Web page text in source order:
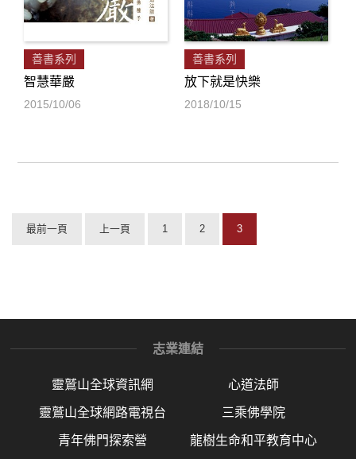
善書系列
智慧華嚴
2015/10/06
善書系列
放下就是快樂
2018/10/15
最前一頁 上一頁 1 2 3
志業連結
靈鷲山全球資訊網 心道法師
靈鷲山全球網路電視台 三乘佛學院
青年佛門探索營 龍樹生命和平教育中心